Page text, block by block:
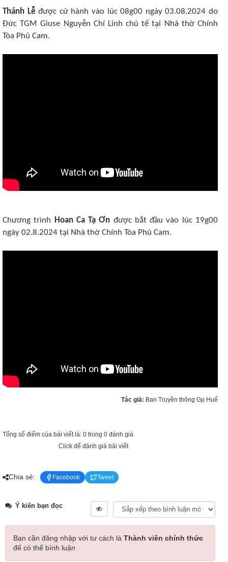
Thánh Lễ được cử hành vào lúc 08g00 ngày 03.08.2024 do
Đức TGM Giuse Nguyễn Chí Linh chủ tế tại Nhà thờ Chính
Tòa Phủ Cam.
Chương trình Hoan Ca Tạ Ơn được bắt đầu vào lúc 19g00
ngày 02.8.2024 tại Nhà thờ Chính Tòa Phủ Cam.
Tác giả: Ban Truyền thông Gp Huế
Tổng số điểm của bài viết là: 0 trong 0 đánh giá
Click để đánh giá bài viết
Chia sẻ: Facebook Tweet
Ý kiến bạn đọc
Bạn cần đăng nhập với tư cách là Thành viên chính thức
để có thể bình luận